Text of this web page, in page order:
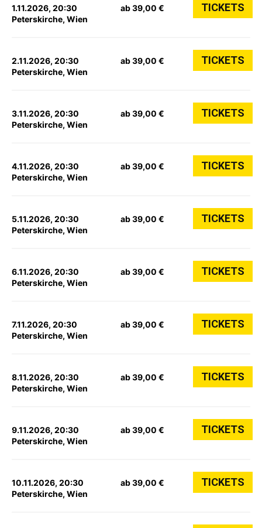
1.11.2026, 20:30
Peterskirche, Wien
ab 39,00 € TICKETS
2.11.2026, 20:30
Peterskirche, Wien
ab 39,00 € TICKETS
3.11.2026, 20:30
Peterskirche, Wien
ab 39,00 € TICKETS
4.11.2026, 20:30
Peterskirche, Wien
ab 39,00 € TICKETS
5.11.2026, 20:30
Peterskirche, Wien
ab 39,00 € TICKETS
6.11.2026, 20:30
Peterskirche, Wien
ab 39,00 € TICKETS
7.11.2026, 20:30
Peterskirche, Wien
ab 39,00 € TICKETS
8.11.2026, 20:30
Peterskirche, Wien
ab 39,00 € TICKETS
9.11.2026, 20:30
Peterskirche, Wien
ab 39,00 € TICKETS
10.11.2026, 20:30
Peterskirche, Wien
ab 39,00 € TICKETS